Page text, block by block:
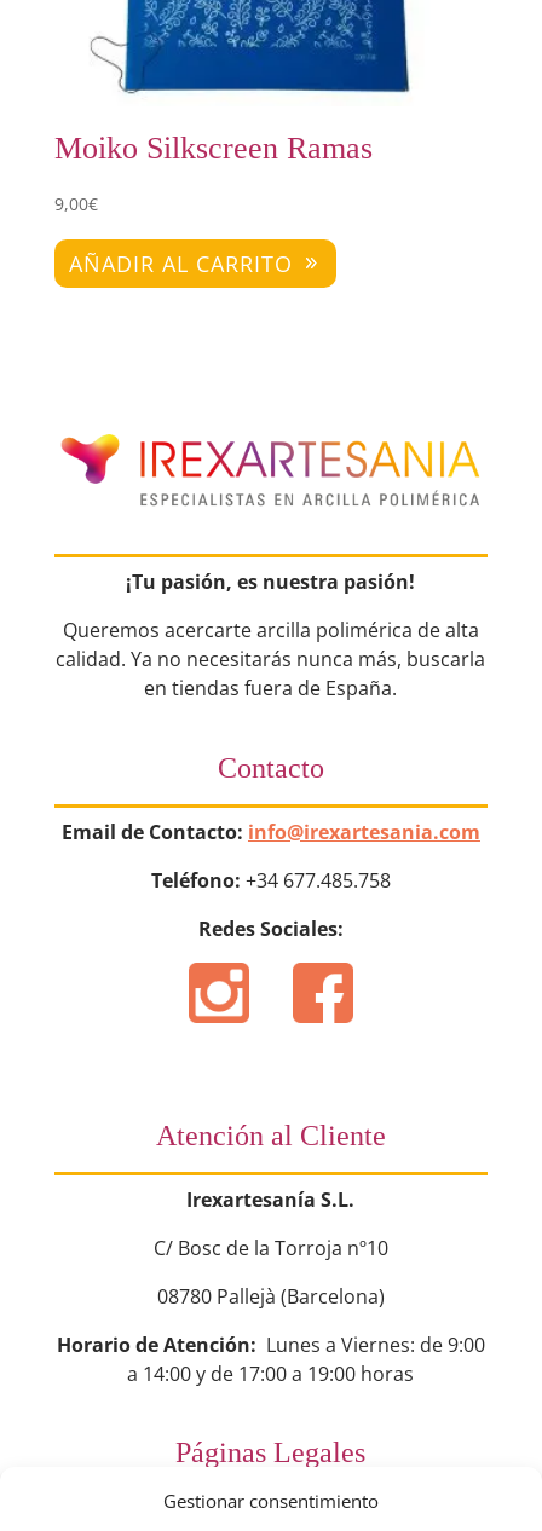
Gestionar consentimiento
Moiko Silkscreen Ramas
9,00€
AÑADIR AL CARRITO
¡Tu pasión, es nuestra pasión!
Queremos acercarte arcilla polimérica de alta
calidad. Ya no necesitarás nunca más, buscarla
en tiendas fuera de España.
Contacto
Email de Contacto: info@irexartesania.com
Teléfono: +34 677.485.758
Redes Sociales:
Atención al Cliente
Irexartesanía S.L.
C/ Bosc de la Torroja nº10
08780 Pallejà (Barcelona)
Horario de Atención: Lunes a Viernes: de 9:00
a 14:00 y de 17:00 a 19:00 horas
Páginas Legales
Preguntas Frecuentes